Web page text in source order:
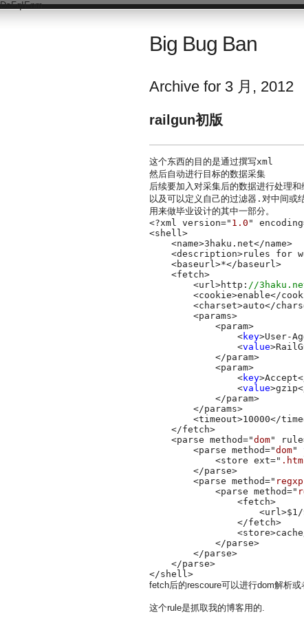
DsFqIEnm
Big Bug Ban
Archive for 3 月, 2012
railgun初版
这个东西的目的是通过撰写xml
然后自动进行目标的数据采集
后续要加入对采集后的数据进行处理和
以及可以定义自己的过滤器.对中间或
用来做毕业设计的其中一部分。
<?xml version=" 1.0 "
<shell>
    <name>3haku.net</name>
<description>rules for
    <baseurl>*</baseurl>
    <fetch>
        <url>http:
//
<cookie>enable</
<charset>auto</
        <params>
            <param>
                <
key>User-
                <
value
            </param>
            <param>
                <
key
                <
value
            </param>
        </params>
<timeout>10000</
    </fetch>
    <parse method="
dom"
        <parse method="
dom"
            <store ext="
        </parse>
        <parse method="
regxp
            <parse method="
                <fetch>
                </fetch>
            </parse>
        </parse>
    </parse>
</shell>
fetch后的rescoure可以进行dom解析
这个rule是抓取我的博客用的.